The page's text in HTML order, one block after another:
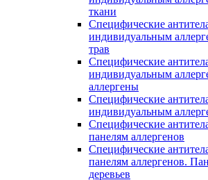
ткани
Специфические
индивидуальным
трав
Специфические
индивидуальным
аллергены
Специфические
индивидуальным
Специфические
панелям аллергенов
Специфические
панелям аллергенов.
деревьев